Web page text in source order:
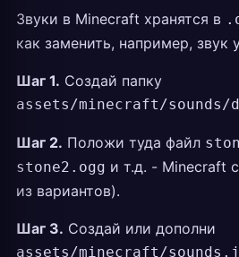
Звуки в Minecraft хранятся в
как заменить, например, звук
Шаг 1. Создай папку
assets/minecraft/sounds/
Шаг 2. Положи туда файл
stone2.ogg и т.д. - Minecraft
из вариантов).
Шаг 3. Создай или дополни
assets/minecraft/